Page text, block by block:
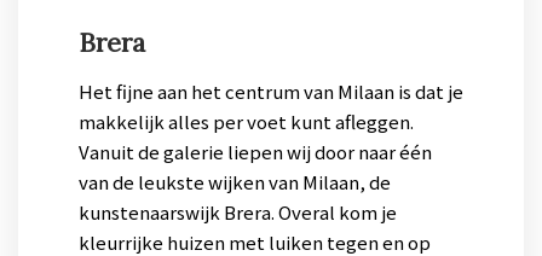
Brera
Het fijne aan het centrum van Milaan is dat je
makkelijk alles per voet kunt afleggen.
Vanuit de galerie liepen wij door naar één
van de leukste wijken van Milaan, de
kunstenaarswijk Brera. Overal kom je
kleurrijke huizen met luiken tegen en op